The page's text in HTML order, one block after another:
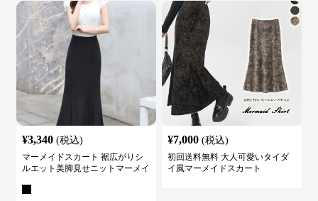
¥3,340 (税込)
マーメイドスカート 裾広がりシ
ルエット美脚見せニットマーメイ
¥7,000 (税込)
初回送料無料 大人可愛いタイダ
イ風マーメイドスカート